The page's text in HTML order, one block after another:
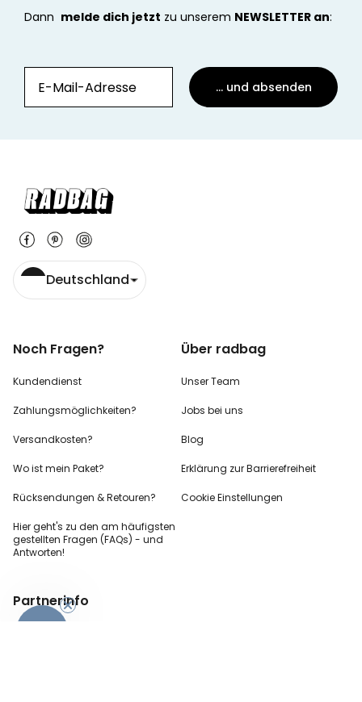
Dann melde dich jetzt zu unserem NEWSLETTER an:
... und absenden
Deutschland
Noch Fragen?
Kundendienst
Zahlungsmöglichkeiten?
Versandkosten?
Wo ist mein Paket?
Rücksendungen & Retouren?
Hier geht's zu den am häufigsten
gestellten Fragen (FAQs) - und
Antworten!
Über radbag
Unser Team
Jobs bei uns
Blog
Erklärung zur Barrierefreiheit
Cookie Einstellungen
Partnerinfo